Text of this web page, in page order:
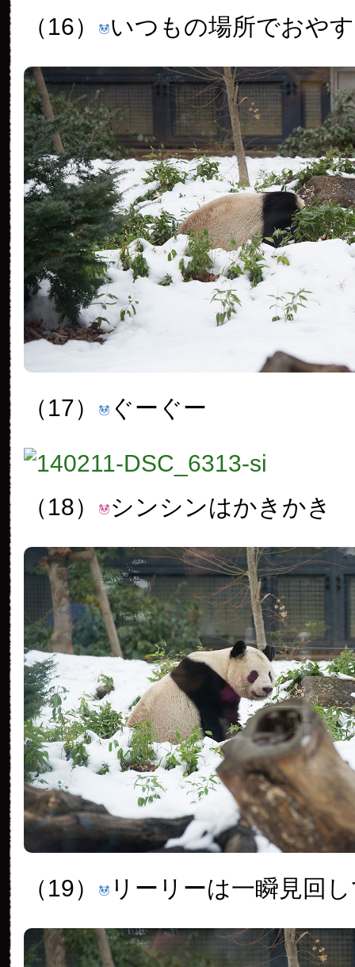
（16） いつもの場所でおや
（17） ぐーぐー
（18） シンシンはかきかき
（19） リーリーは一瞬見回